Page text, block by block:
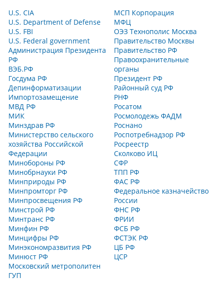
U.S. CIA
U.S. Department of Defense
U.S. FBI
U.S. Federal government
Администрация Президента
РФ
ВЭБ.РФ
Госдума РФ
Депинформатизации
Импортозамещение
МВД РФ
МИК
Минздрав РФ
Министерство сельского
хозяйства Российской
Федерации
Минобороны РФ
Минобрнауки РФ
Минприроды РФ
Минпромторг РФ
Минпросвещения РФ
Минстрой РФ
Минтранс РФ
Минфин РФ
Минцифры РФ
Минэкономразвития РФ
Минюст РФ
Московский метрополитен
ГУП
МСП Корпорация
МФЦ
ОЭЗ Технополис Москва
Правительство Москвы
Правительство РФ
Правоохранительные
органы
Президент РФ
Районный суд РФ
РНФ
Росатом
Росмолодежь ФАДМ
Роснано
Роспотребнадзор РФ
Росреестр
Сколково ИЦ
СФР
ТПП РФ
ФАС РФ
Федеральное казначейство
России
ФНС РФ
ФРИИ
ФСБ РФ
ФСТЭК РФ
ЦБ РФ
ЦСР